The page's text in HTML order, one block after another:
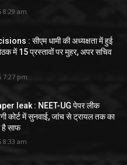
8:29 am
: सीएम धामी की अध्यक्षता में हुई
में 15 प्रस्तावों पर मुहर, अपर सचिव
7:27 pm
leak : NEET-UG पेपर लीक
कोर्ट में सुनवाई, जांच से ट्रायल तक का
है साफ
8:33 am